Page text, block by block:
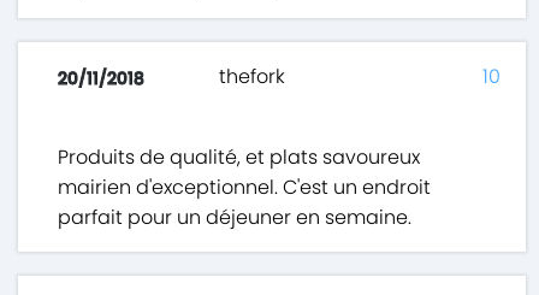
20/11/2018 thefork
Produits de qualité, et plats savoureux
mairien d'exceptionnel. C'est un endroit
parfait pour un déjeuner en semaine.
10